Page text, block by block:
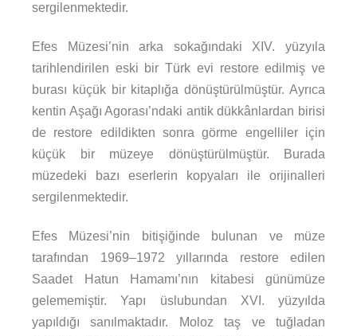
sergilenmektedir.
Efes Müzesi’nin arka sokağındaki XIV. yüzyıla
tarihlendirilen eski bir Türk evi restore edilmiş ve
burası küçük bir kitaplığa dönüştürülmüştür. Ayrıca
kentin Aşağı Agorası’ndaki antik dükkânlardan birisi
de restore edildikten sonra görme engelliler için
küçük bir müzeye dönüştürülmüştür. Burada
müzedeki bazı eserlerin kopyaları ile orijinalleri
sergilenmektedir.
Efes Müzesi’nin bitişiğinde bulunan ve müze
tarafından 1969–1972 yıllarında restore edilen
Saadet Hatun Hamamı’nın kitabesi günümüze
gelememiştir. Yapı üslubundan XVI. yüzyılda
yapıldığı sanılmaktadır. Moloz taş ve tuğladan